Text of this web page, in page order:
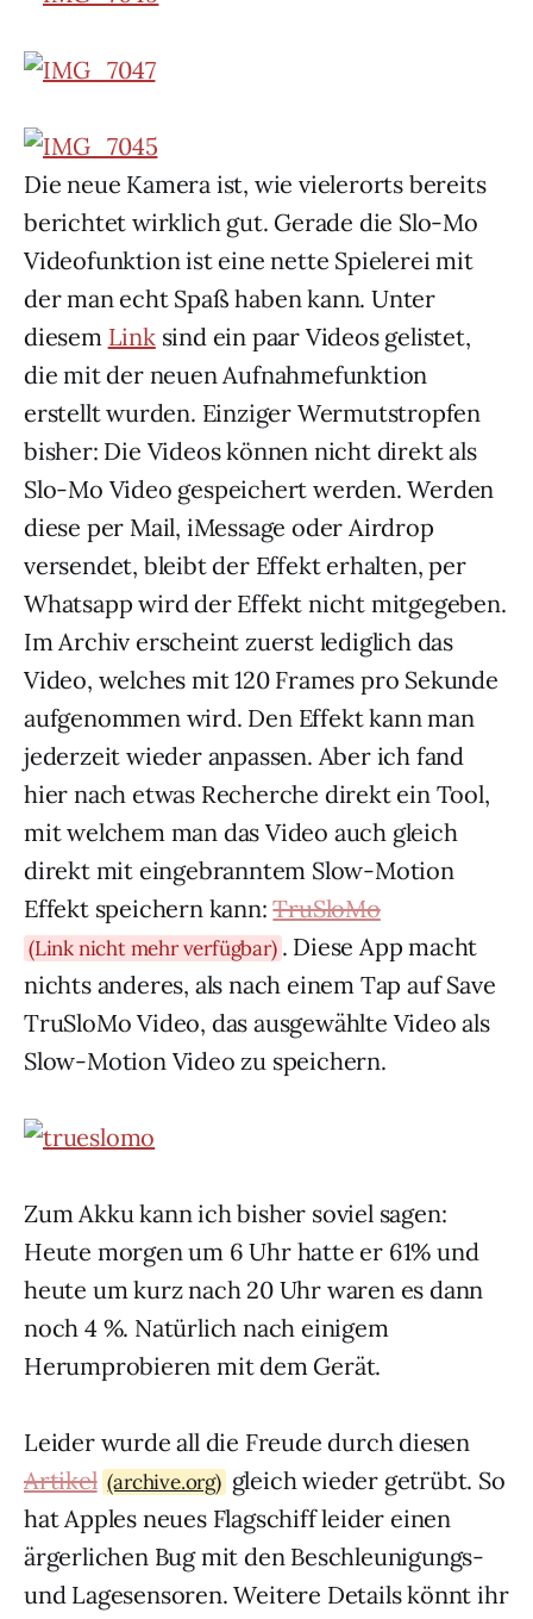
Die neue Kamera ist, wie vielerorts bereits
berichtet wirklich gut. Gerade die Slo-Mo
Videofunktion ist eine nette Spielerei mit
der man echt Spaß haben kann. Unter
diesem Linksind ein paar Videos gelistet,
die mit der neuen Aufnahmefunktion
erstellt wurden. Einziger Wermutstropfen
bisher: Die Videos können nicht direkt als
Slo-Mo Video gespeichert werden. Werden
diese per Mail, iMessage oder Airdrop
versendet, bleibt der Effekt erhalten, per
Whatsapp wird der Effekt nicht mitgegeben.
Im Archiv erscheint zuerst lediglich das
Video, welches mit 120 Frames pro Sekunde
aufgenommen wird. Den Effekt kann man
jederzeit wieder anpassen. Aber ich fand
hier nach etwas Recherche direkt ein Tool,
mit welchem man das Video auch gleich
direkt mit eingebranntem Slow-Motion
Effekt speichern kann:TruSloMo
(Link nicht mehr verfügbar). Diese App macht
nichts anderes, als nach einem Tap auf Save
TruSloMo Video, das ausgewählte Video als
Slow-Motion Video zu speichern.
Zum Akku kann ich bisher soviel sagen:
Heute morgen um 6 Uhr hatte er 61% und
heute um kurz nach 20 Uhr waren es dann
noch 4 %. Natürlich nach einigem
Herumprobieren mit dem Gerät.
Leider wurde all die Freude durch diesen
Artikel (archive.org)gleich wieder getrübt. So
hat Apples neues Flagschiff leider einen
ärgerlichen Bug mit den Beschleunigungs-
und Lagesensoren. Weitere Details könnt ihr